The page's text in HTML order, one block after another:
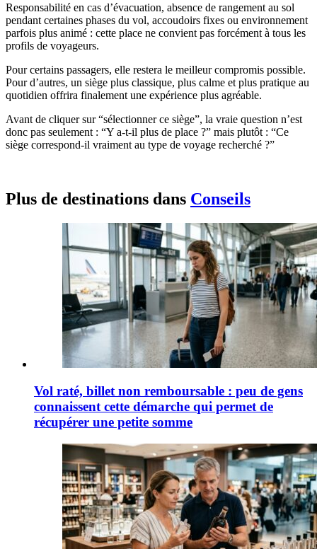
Responsabilité en cas d’évacuation, absence de rangement au sol
pendant certaines phases du vol, accoudoirs fixes ou environnement
parfois plus animé : cette place ne convient pas forcément à tous les
profils de voyageurs.
Pour certains passagers, elle restera le meilleur compromis possible.
Pour d’autres, un siège plus classique, plus calme et plus pratique au
quotidien offrira finalement une expérience plus agréable.
Avant de cliquer sur “sélectionner ce siège”, la vraie question n’est
donc pas seulement : “Y a-t-il plus de place ?” mais plutôt : “Ce
siège correspond-il vraiment au type de voyage recherché ?”
Plus de destinations dans Conseils
Vol raté, billet non remboursable : peu de gens
connaissent cette démarche qui permet de
récupérer une petite somme